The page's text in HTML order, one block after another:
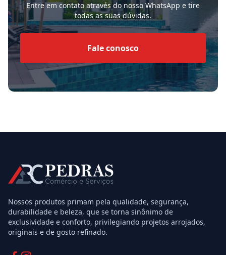
Entre em contato através do nosso WhatsApp e tire
todas as suas dúvidas.
Fale conosco
Nossos produtos primam pela qualidade, segurança,
durabilidade e beleza, que se torna sinônimo de
exclusividade e conforto, privilegiando projetos arrojados,
originais e de gosto refinado.